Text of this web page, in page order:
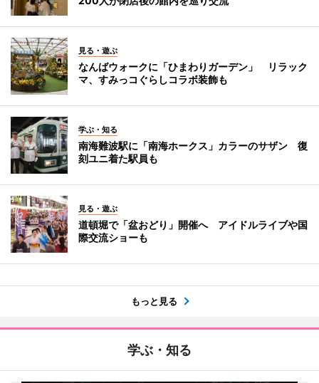
見る・遊ぶ
なんばウォークに「ひまわりガーデン」 リラック
マ、すみっコぐらしコラボ装飾も
学ぶ・知る
南海難波駅に「南海ホークス」カラーのサザン 復
刻ユニ着た駅員も
見る・遊ぶ
道頓堀で「盆おどり」開催へ アイドルライブや国
際交流ショーも
もっと見る
学ぶ・知る